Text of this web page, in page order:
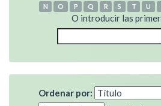
N
O P Q R S T U
O introducir las
Ordenar por: